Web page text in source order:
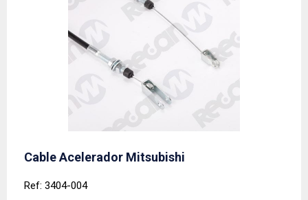
Cable Acelerador Mitsubishi
Ref: 3404-004